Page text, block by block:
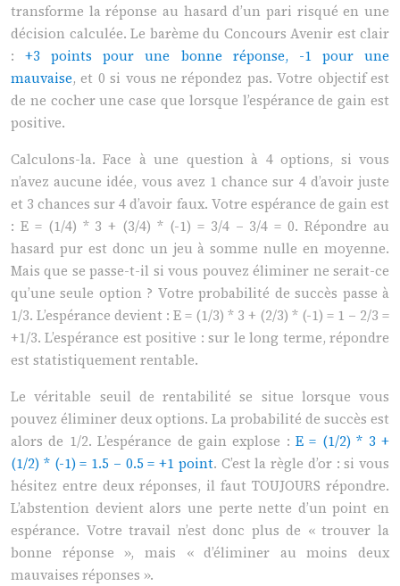
transforme la réponse au hasard d’un pari risqué en une
décision calculée. Le barème du Concours Avenir est clair
:+3 points pour une bonne réponse, -1 pour une
mauvaise, et 0 si vous ne répondez pas. Votre objectif est
de ne cocher une case que lorsque l’espérance de gain est
positive.
Calculons-la. Face à une question à 4 options, si vous
n’avez aucune idée, vous avez 1 chance sur 4 d’avoir juste
et 3 chances sur 4 d’avoir faux. Votre espérance de gain est
: E = (1/4) * 3 + (3/4) * (-1) = 3/4 – 3/4 = 0. Répondre au
hasard pur est donc un jeu à somme nulle en moyenne.
Mais que se passe-t-il si vous pouvez éliminer ne serait-ce
qu’une seule option ? Votre probabilité de succès passe à
1/3. L’espérance devient : E = (1/3) * 3 + (2/3) * (-1) = 1 – 2/3 =
+1/3. L’espérance est positive : sur le long terme, répondre
est statistiquement rentable.
Le véritable seuil de rentabilité se situe lorsque vous
pouvez éliminer deux options. La probabilité de succès est
alors de 1/2. L’espérance de gain explose :E = (1/2) * 3 +
(1/2) * (-1) = 1.5 – 0.5 = +1 point. C’est la règle d’or : si vous
hésitez entre deux réponses, il faut TOUJOURS répondre.
L’abstention devient alors une perte nette d’un point en
espérance. Votre travail n’est donc plus de « trouver la
bonne réponse », mais « d’éliminer au moins deux
mauvaises réponses ».